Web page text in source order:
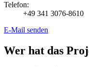
Telefon:
+49 341 3076-8610
E-Mail senden
Wer hat das